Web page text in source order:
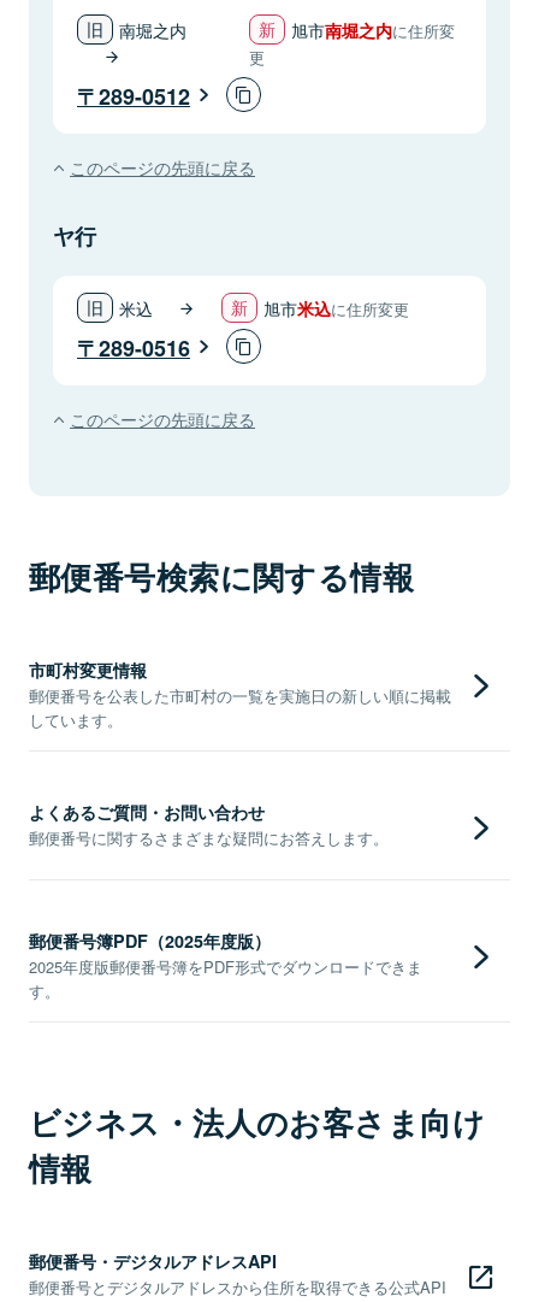
南堀之内 旭市南堀之内に住所変
更
289-0512
このページの先頭に戻る
ヤ行
米込 旭市米込に住所変更
289-0516
このページの先頭に戻る
郵便番号検索に関する情報
市町村変更情報
郵便番号を公表した市町村の一覧を実施日の新しい順に掲載
しています。
よくあるご質問・お問い合わせ
郵便番号に関するさまざまな疑問にお答えします。
郵便番号簿PDF（2025年度版）
2025年度版郵便番号簿をPDF形式でダウンロードできま
す。
ビジネス・法人のお客さま向け
情報
郵便番号・デジタルアドレスAPI
郵便番号とデジタルアドレスから住所を取得できる公式API